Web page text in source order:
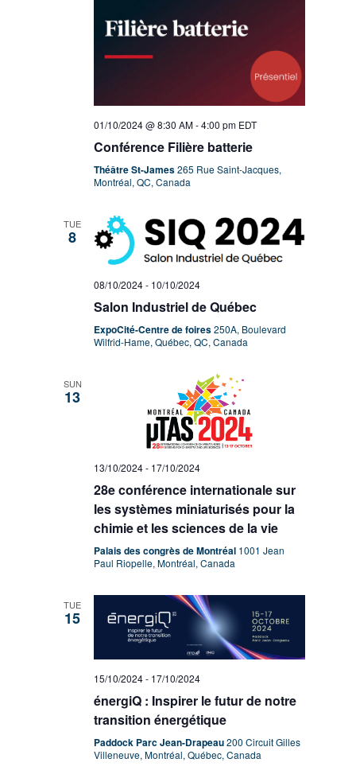
01/10/2024 @ 8:30 AM-4:00 pm EDT
Conférence Filière batterie
Théâtre St-James265 Rue Saint-Jacques,
Montréal, QC, Canada
TUE
8
08/10/2024- 10/10/2024
Salon Industriel de Québec
ExpoCité-Centre de foires250A, Boulevard
Wilfrid-Hame, Québec, QC, Canada
SUN
13
13/10/2024- 17/10/2024
28e conférence internationale sur
les systèmes miniaturisés pour la
chimie et les sciences de la vie
Palais des congrès de Montréal 1001 Jean
Paul Riopelle, Montréal, Canada
TUE
15
15/10/2024- 17/10/2024
énergiQ : Inspirer le futur de notre
transition énergétique
Paddock Parc Jean-Drapeau200 Circuit Gilles
Villeneuve, Montréal, Québec, Canada